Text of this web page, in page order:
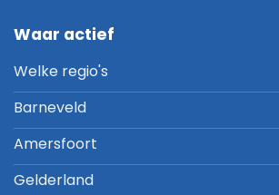
Waar actief
Welke regio's
Barneveld
Amersfoort
Gelderland